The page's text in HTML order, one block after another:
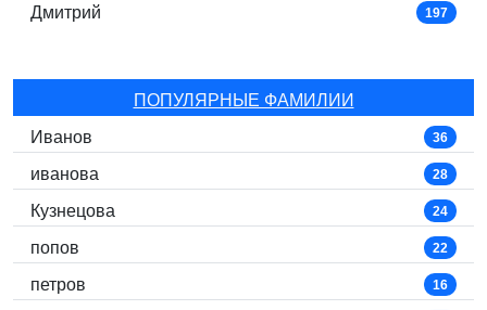
Дмитрий 197
ПОПУЛЯРНЫЕ ФАМИЛИИ
Иванов
36
иванова 28
Кузнецова 24
попов 22
петров 16